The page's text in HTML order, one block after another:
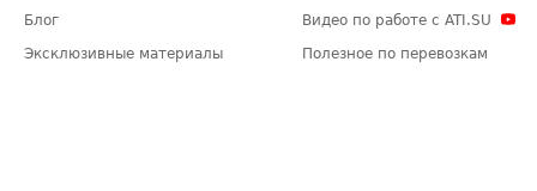
Блог
Эксклюзивные материалы
Видео по работе с ATI.SU
Полезное по перевозкам